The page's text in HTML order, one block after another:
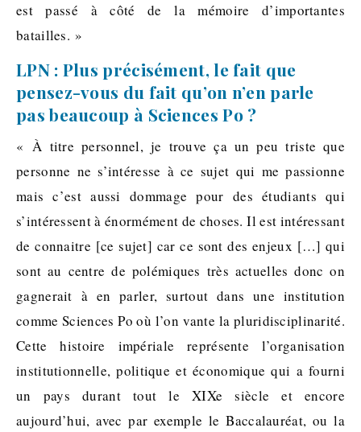
est passé à côté de la mémoire d’importantes
batailles. »
LPN : Plus précisément, le fait que
pensez-vous du fait qu’on n’en parle
pas beaucoup à Sciences Po ?
« À titre personnel, je trouve ça un peu triste que
personne ne s’intéresse à ce sujet qui me passionne
mais c’est aussi dommage pour des étudiants qui
s’intéressent à énormément de choses. Il est intéressant
de connaitre [ce sujet] car ce sont des enjeux […] qui
sont au centre de polémiques très actuelles donc on
gagnerait à en parler, surtout dans une institution
comme Sciences Po où l’on vante la pluridisciplinarité.
Cette histoire impériale représente l’organisation
institutionnelle, politique et économique qui a fourni
un pays durant tout le XIXe siècle et encore
aujourd’hui, avec par exemple le Baccalauréat, ou la